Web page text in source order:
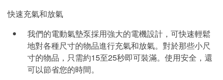
快速充氣和放氣
我們的電動氣墊泵採用強大的電機設計，可快速輕鬆
地對各種尺寸的物品進行充氣和放氣。對於那些小尺
寸的物品，只需約15至25秒即可裝滿。使用安全，還
可以節省您的時間。